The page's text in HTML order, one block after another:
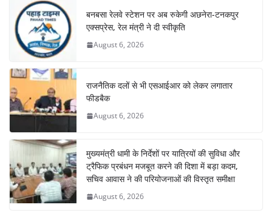
बनबसा रेलवे स्टेशन पर अब रुकेगी अछनेरा-टनकपुर
एक्सप्रेस, रेल मंत्री ने दी स्वीकृति
August 6, 2026
राजनैतिक दलों से भी एसआईआर को लेकर लगातार
फीडबैक
August 6, 2026
मुख्यमंत्री धामी के निर्देशों पर यात्रियों की सुविधा और
ट्रैफिक प्रबंधन मजबूत करने की दिशा में बड़ा कदम,
सचिव आवास ने की परियोजनाओं की विस्तृत समीक्षा
August 6, 2026